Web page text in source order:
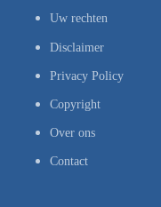
Uw rechten
Disclaimer
Privacy Policy
Copyright
Over ons
Contact